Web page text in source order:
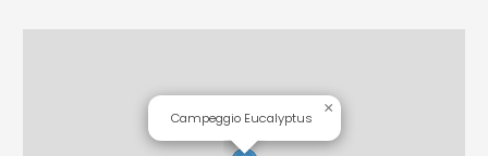
Campeggio Eucalyptus
×